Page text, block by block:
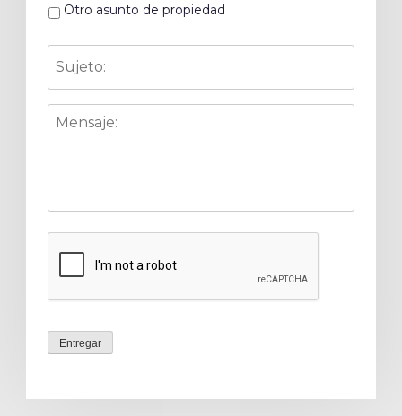
Otro asunto de propiedad
Sujeto:
Mensaje:
Entregar